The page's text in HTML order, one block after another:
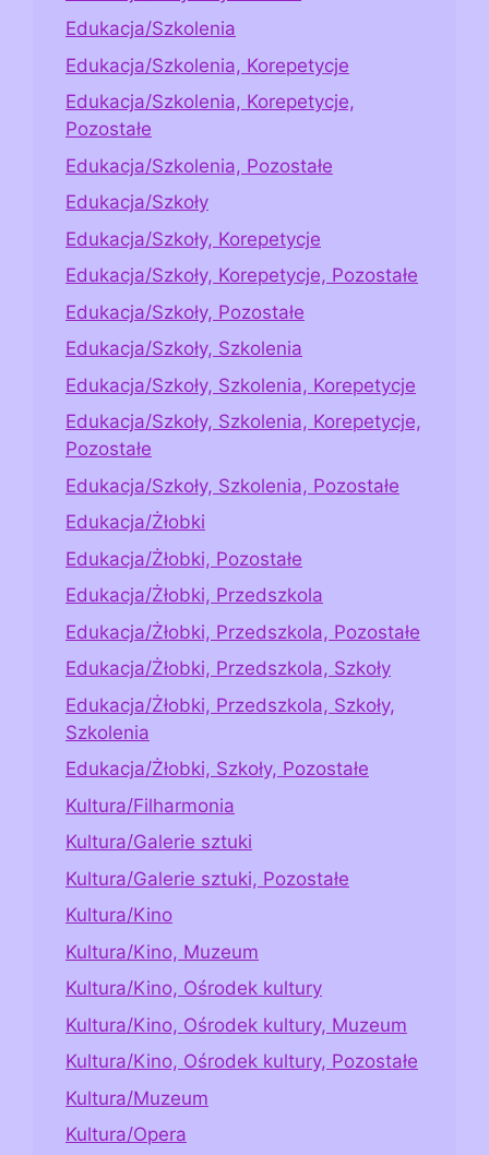
Edukacja/Szkolenia
Edukacja/Szkolenia, Korepetycje
Edukacja/Szkolenia, Korepetycje,
Pozostałe
Edukacja/Szkolenia, Pozostałe
Edukacja/Szkoły
Edukacja/Szkoły, Korepetycje
Edukacja/Szkoły, Korepetycje, Pozostałe
Edukacja/Szkoły, Pozostałe
Edukacja/Szkoły, Szkolenia
Edukacja/Szkoły, Szkolenia, Korepetycje
Edukacja/Szkoły, Szkolenia, Korepetycje,
Pozostałe
Edukacja/Szkoły, Szkolenia, Pozostałe
Edukacja/Żłobki
Edukacja/Żłobki, Pozostałe
Edukacja/Żłobki, Przedszkola
Edukacja/Żłobki, Przedszkola, Pozostałe
Edukacja/Żłobki, Przedszkola, Szkoły
Edukacja/Żłobki, Przedszkola, Szkoły,
Szkolenia
Edukacja/Żłobki, Szkoły, Pozostałe
Kultura/Filharmonia
Kultura/Galerie sztuki
Kultura/Galerie sztuki, Pozostałe
Kultura/Kino
Kultura/Kino, Muzeum
Kultura/Kino, Ośrodek kultury
Kultura/Kino, Ośrodek kultury, Muzeum
Kultura/Kino, Ośrodek kultury, Pozostałe
Kultura/Muzeum
Kultura/Opera